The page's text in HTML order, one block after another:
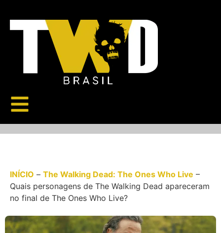
INÍCIO – The Walking Dead: The Ones Who Live –
Quais personagens de The Walking Dead apareceram
no final de The Ones Who Live?